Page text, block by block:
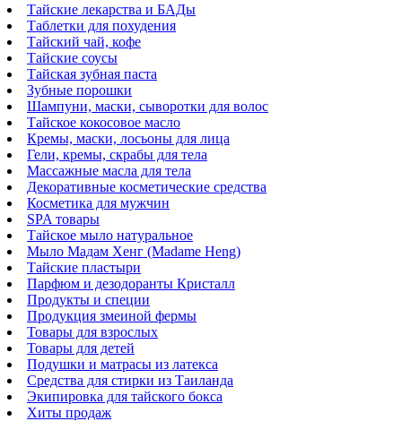
Тайские лекарства и БАДы
Таблетки для похудения
Тайский чай, кофе
Тайские соусы
Тайская зубная паста
Зубные порошки
Шампуни, маски, сыворотки для волос
Тайское кокосовое масло
Кремы, маски, лосьоны для лица
Гели, кремы, скрабы для тела
Массажные масла для тела
Декоративные косметические средства
Косметика для мужчин
SPA товары
Тайское мыло натуральное
Мыло Мадам Хенг (Madame Heng)
Тайские пластыри
Парфюм и дезодоранты Кристалл
Продукты и специи
Продукция змеиной фермы
Товары для взрослых
Товары для детей
Подушки и матрасы из латекса
Средства для стирки из Таиланда
Экипировка для тайского бокса
Хиты продаж